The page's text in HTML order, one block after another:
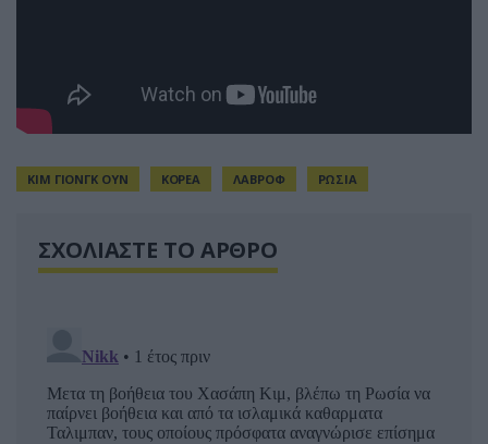
ΚΙΜ ΓΙΟΝΓΚ ΟΥΝ ΚΟΡΕΑ ΛΑΒΡΟΦ ΡΩΣΙΑ
ΣΧΟΛΙΑΣΤΕ ΤΟ ΑΡΘΡΟ